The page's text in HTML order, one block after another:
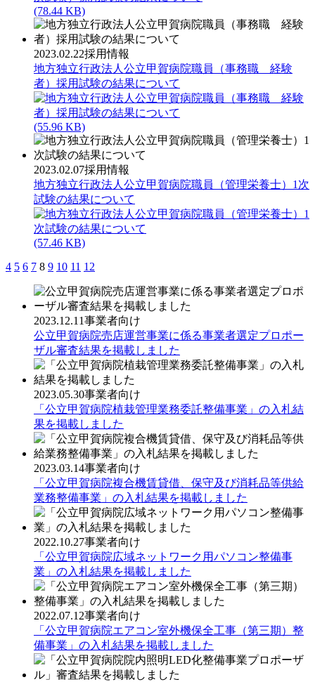
(78.44 KB)
2023.02.22採用情報
地方独立行政法人公立甲賀病院職員（事務職 経験
者）採用試験の結果について
(55.96 KB)
2023.02.07採用情報
地方独立行政法人公立甲賀病院職員（管理栄養士）1次
試験の結果について
(57.46 KB)
4 5 6 7 8 9 10 11 12
2023.12.11事業者向け
公立甲賀病院売店運営事業に係る事業者選定プロポー
ザル審査結果を掲載しました
2023.05.30事業者向け
「公立甲賀病院植栽管理業務委託整備事業」の入札結
果を掲載しました
2023.03.14事業者向け
「公立甲賀病院複合機賃貸借、保守及び消耗品等供給
業務整備事業」の入札結果を掲載しました
2022.10.27事業者向け
「公立甲賀病院広域ネットワーク用パソコン整備事
業」の入札結果を掲載しました
2022.07.12事業者向け
「公立甲賀病院エアコン室外機保全工事（第三期）整
備事業」の入札結果を掲載しました